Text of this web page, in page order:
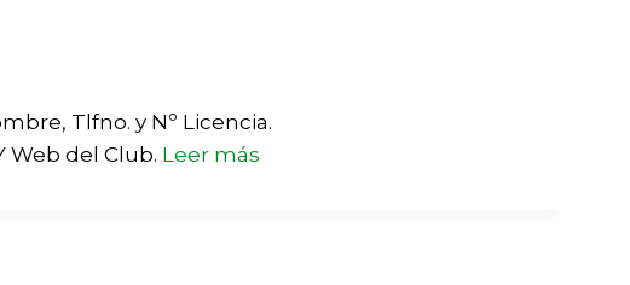
Tlfno. y Nº Licencia.
Web del Club. Leer más